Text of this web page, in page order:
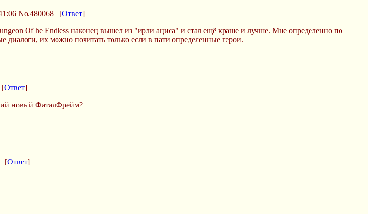
No.480068 [Ответ]
Of he Endless наконец вышел из "ирли ациса" и стал ещё краше и лучше. Мне определенно по
диалоги, их можно почитать только если в пати определенные герои.
[Ответ]
новый ФаталФрейм?
[Ответ]